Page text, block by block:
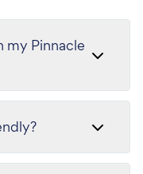
my Pinnacle